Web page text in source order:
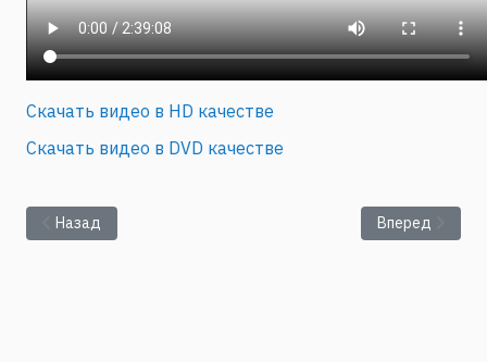
Скачать видео в HD качестве
Скачать видео в DVD качестве
Предыдущий: Краузин П.В.: "Процессы переноса в
Назад Следующий:
Вперед